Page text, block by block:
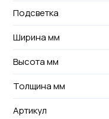
Подсветка
Ширина мм
Высота мм
Толщина мм
Артикул